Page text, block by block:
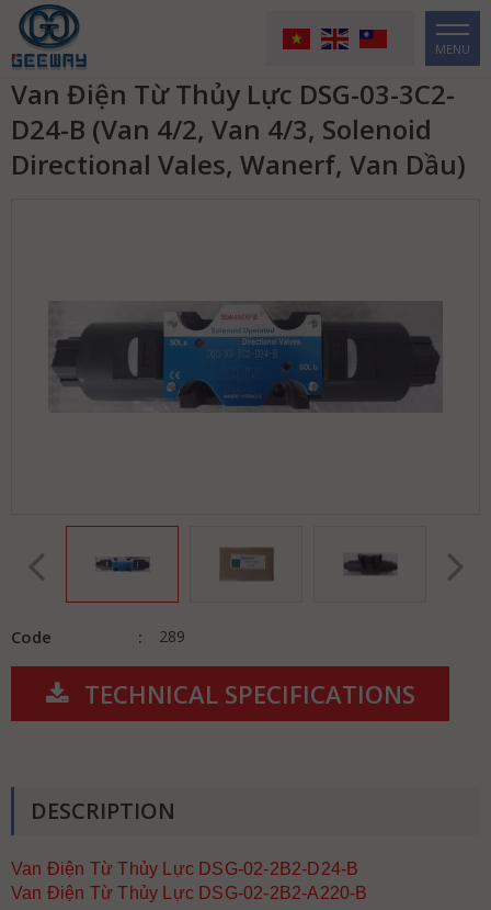
MENU
Van Điện Từ Thủy Lực DSG-03-3C2-
D24-B (Van 4/2, Van 4/3, Solenoid
Directional Vales, Wanerf, Van Dầu)
Code 289
TECHNICAL SPECIFICATIONS
DESCRIPTION
Van Điện Từ Thủy Lực DSG-02-2B2-D24-B
Van Điện Từ Thủy Lực DSG-02-2B2-A220-B